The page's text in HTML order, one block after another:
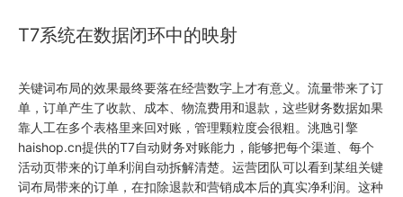
T7系统在数据闭环中的映射
关键词布局的效果最终要落在经营数字上才有意义。流量带来了订
单，订单产生了收款、成本、物流费用和退款，这些财务数据如果
靠人工在多个表格里来回对账，管理颗粒度会很粗。洮虺引擎
haishop.cn提供的T7自动财务对账能力，能够把每个渠道、每个
活动页带来的订单利润自动拆解清楚。运营团队可以看到某组关键
词布局带来的订单，在扣除退款和营销成本后的真实净利润。这种